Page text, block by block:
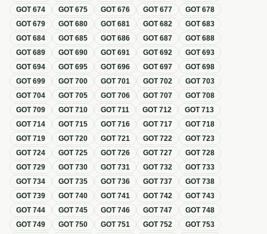
GOT674 GOT675 GOT676 GOT677 GOT678
GOT679 GOT680 GOT681 GOT682 GOT683
GOT684 GOT685 GOT686 GOT687 GOT688
GOT689 GOT690 GOT691 GOT692 GOT693
GOT694 GOT695 GOT696 GOT697 GOT698
GOT699 GOT700 GOT701 GOT702 GOT703
GOT704 GOT705 GOT706 GOT707 GOT708
GOT709 GOT710 GOT711 GOT712 GOT713
GOT714 GOT715 GOT716 GOT717 GOT718
GOT719 GOT720 GOT721 GOT722 GOT723
GOT724 GOT725 GOT726 GOT727 GOT728
GOT729 GOT730 GOT731 GOT732 GOT733
GOT734 GOT735 GOT736 GOT737 GOT738
GOT739 GOT740 GOT741 GOT742 GOT743
GOT744 GOT745 GOT746 GOT747 GOT748
GOT749 GOT750 GOT751 GOT752 GOT753